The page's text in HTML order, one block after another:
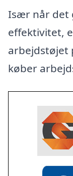
Især når det
effektivitet,
arbejdstøjet
køber